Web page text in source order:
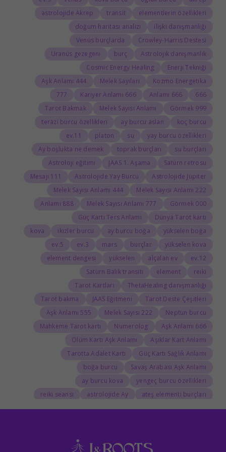
elementlerin özellikleri
transit
astrolojide Akrep
ilişki danışmanlığı
doğum haritası analizi
Crowley-Harris Destesi
Venüs burçlarda
Astrolojik danışmanlık
burç
Uranüs gezegeni
Enerji Tekniği
Cosmic Energy Healing
Kozmo Energetika
Melek Sayıları
444 Aşk Anlamı
666
666 Anlamı
666 Kariyer Anlamı
777
999 Görmek
Melek Sayısı Anlamı
Tarot Bakmak
koç burcu
ay burcu aslan
terazi burcu özellikleri
yay burcu özellikleri
su
platon
11.ev
su burçları
toprak burçları
Ay boşlukta ne demek
Satürn retrosu
JAAS 1. Aşama
Astroloji eğitimi
Astrolojide Jüpiter
Astrolojide Yay Burcu
111 Mesajı
222 Melek Sayısı Anlamı
444 Melek Sayısı Anlamı
000 Görmek
777 Melek Sayısı Anlamı
888 Anlamı
Dünya Tarot kartı
Güç Kartı Ters Anlamı
yükselen boğa
ay burcu boğa
ikizler burcu
kova
yükselen kova
burçlar
mars
3.ev
5.ev
12.ev
alçalan ev
yükselen
element dengesi
reiki
element
Satürn Balık transiti
ThetaHealing danışmanlığı
Tarot Kartları
Tarot Deste Çeşitleri
JAAS Eğitmeni
Tarot bakma
Neptün burcu
222 Melek Sayısı
555 Aşk Anlamı
666 Aşk Anlamı
Numerolog
Mahkeme Tarot kartı
Aşıklar Kart Anlamı
Ölüm Kartı Aşk Anlamı
Güç Kartı Sağlık Anlamı
Tarotta Adalet Kartı
Savaş Arabası Aşk Anlamı
boğa burcu
yengeç burcu özellikleri
ay burcu kova
ateş elementi burçları
astrolojide Ay
reiki seansı
astrolog
Doğum Haritasında Mars
Tarolog
777 Görmek
888 Manevi Anlamı